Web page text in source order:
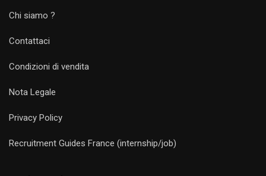
Chi siamo ?
Contattaci
Condizioni di vendita
Nota Legale
Privacy Policy
Recruitment Guides France (internship/job)